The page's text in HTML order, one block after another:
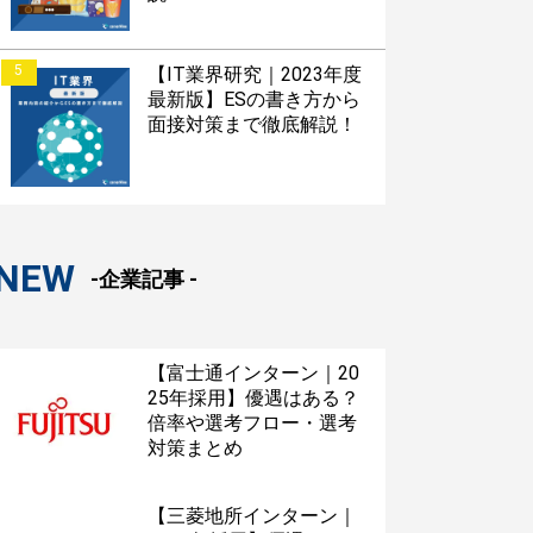
5
【IT業界研究｜2023年度
最新版】ESの書き方から
面接対策まで徹底解説！
-企業記事 -
【富士通インターン｜20
25年採用】優遇はある？
倍率や選考フロー・選考
対策まとめ
【三菱地所インターン｜